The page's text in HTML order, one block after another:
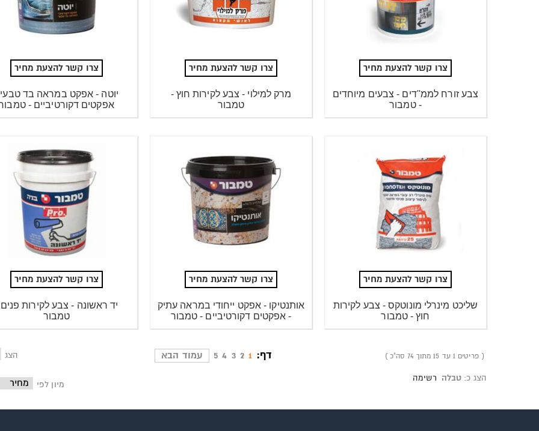
צרו קשר להצעת מחיר
צבע זורח לממ''דים - צבעים מיוחדים
- טמבור
צרו קשר להצעת מחיר
מרק למילוי - צבע לקירות חוץ -
טמבור
צרו קשר להצעת מחיר
יוטה - אפקט במראה בד
אפקטים דקורטיביים -
צרו קשר להצעת מחיר
שליכט מינרלי מונוטקס - צבע לקירות
חוץ - טמבור
צרו קשר להצעת מחיר
אותנטיקו - אפקט ייחודי במראה עתיק
- אפקטים דקורטיביים - טמבור
צרו קשר להצעת מחיר
יד ראשונה - צבע לקירות
טמבור
פריטים 1 עד 15 מתוך 74 סה"כ הצג דף: 1
2
3
4
5 עמוד הבא
הצג כ: טבלה
רשימה
מיון לפי